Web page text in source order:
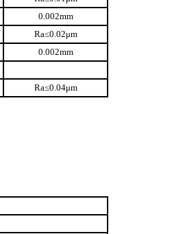
0.002mm
Ra≤0.02μm
0.002mm
Ra≤0.04μm